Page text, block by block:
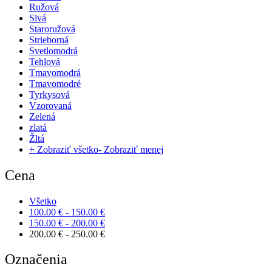
Ružová
Sivá
Staroružová
Strieborná
Svetlomodrá
Tehlová
Tmavomodrá
Tmavomodré
Tyrkysová
Vzorovaná
Zelená
zlatá
Žltá
+ Zobraziť všetko- Zobraziť menej
Cena
Všetko
100.00 € - 150.00 €
150.00 € - 200.00 €
200.00 € - 250.00 €
Označenia